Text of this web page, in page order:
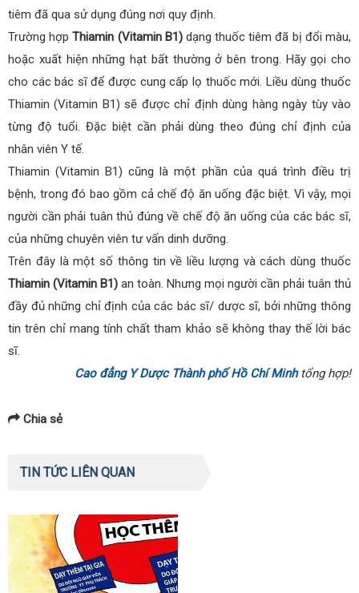
tiêm đã qua sử dụng đúng nơi quy định.
Trường hợpThiamin (Vitamin B1)dạng thuốc tiêm đã bị đổi màu,
hoặc xuất hiện những hạt bất thường ở bên trong. Hãy gọi cho
cho các bác sĩ để được cung cấp lọ thuốc mới. Liều dùng thuốc
Thiamin (Vitamin B1) sẽ được chỉ định dùng hàng ngày tùy vào
từng độ tuổi. Đặc biệt cần phải dùng theo đúng chỉ định của
nhân viên Y tế.
Thiamin (Vitamin B1) cũng là một phần của quá trình điều trị
bệnh, trong đó bao gồm cả chế độ ăn uống đặc biệt. Vì vậy, mọi
người cần phải tuân thủ đúng về chế độ ăn uống của các bác sĩ,
của những chuyên viên tư vấn dinh dưỡng.
Trên đây là một số thông tin về liều lượng và cách dùng thuốc
Thiamin (Vitamin B1) an toàn. Nhưng mọi người cần phải tuân thủ
đầy đủ những chỉ định của các bác sĩ/ dược sĩ, bởi những thông
tin trên chỉ mang tính chất tham khảo sẽ không thay thế lời bác
sĩ.
Cao đẳng Y Dược Thành phố Hồ Chí Minhtổng hợp!
Chia sẻ
TIN TỨC LIÊN QUAN